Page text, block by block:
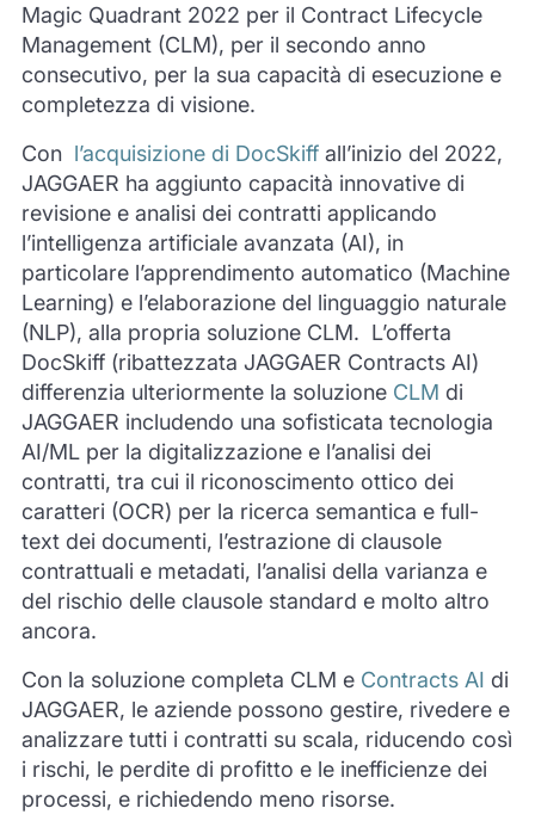
Magic Quadrant 2022 per il Contract Lifecycle
Management (CLM), per il secondo anno
consecutivo, per la sua capacità di esecuzione e
completezza di visione.
Con l’acquisizione di DocSkiffall’inizio del 2022,
JAGGAER ha aggiunto capacità innovative di
revisione e analisi dei contratti applicando
l’intelligenza artificiale avanzata (AI), in
particolare l’apprendimento automatico (Machine
Learning) e l’elaborazione del linguaggio naturale
(NLP), alla propria soluzione CLM. L’offerta
DocSkiff (ribattezzata JAGGAER Contracts AI)
differenzia ulteriormente la soluzione CLM di
JAGGAER includendo una sofisticata tecnologia
AI/ML per la digitalizzazione e l’analisi dei
contratti, tra cui il riconoscimento ottico dei
caratteri (OCR) per la ricerca semantica e full-
text dei documenti, l’estrazione di clausole
contrattuali e metadati, l’analisi della varianza e
del rischio delle clausole standard e molto altro
ancora.
Con la soluzione completa CLM e Contracts AI di
JAGGAER, le aziende possono gestire, rivedere e
analizzare tutti i contratti su scala, riducendo così
i rischi, le perdite di profitto e le inefficienze dei
processi, e richiedendo meno risorse.